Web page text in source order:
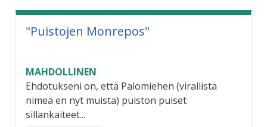
"Puistojen Monrepos"
MAHDOLLINEN
Ehdotukseni on, että Palomiehen (virallista
nimeä en nyt muista) puiston puiset
sillankaiteet...